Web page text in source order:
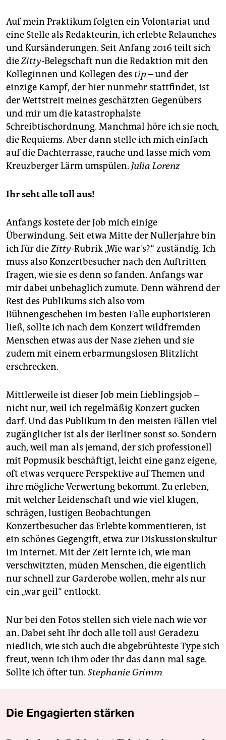
Auf mein Praktikum folgten ein Volontariat und
eine Stelle als Redakteurin, ich erlebte Relaunches
und Kursänderungen. Seit Anfang 2016 teilt sich
dieZitty-Belegschaft nun die Redaktion mit den
Kolleginnen und Kollegen des tip– und der
einzige Kampf, der hier nunmehr stattfindet, ist
der Wettstreit meines geschätzten Gegenübers
und mir um die katastrophalste
Schreibtischordnung. Manchmal höre ich sie noch,
die Requiems. Aber dann stelle ich mich einfach
auf die Dachterrasse, rauche und lasse mich vom
Kreuzberger Lärm umspülen. Julia Lorenz
Ihr seht alle toll aus!
Anfangs kostete der Job mich einige
Überwindung. Seit etwa Mitte der Nullerjahre bin
ich für dieZitty-Rubrik „Wie war's?“ zuständig. Ich
muss also Konzertbesucher nach den Auftritten
fragen, wie sie es denn so fanden. Anfangs war
mir dabei unbehaglich zumute. Denn während der
Rest des Publikums sich also vom
Bühnengeschehen im besten Falle euphorisieren
ließ, sollte ich nach dem Konzert wildfremden
Menschen etwas aus der Nase ziehen und sie
zudem mit einem erbarmungslosen Blitzlicht
erschrecken.
Mittlerweile ist dieser Job mein Lieblingsjob –
nicht nur, weil ich regelmäßig Konzert gucken
darf. Und das Publikum in den meisten Fällen viel
zugänglicher ist als der Berliner sonst so. Sondern
auch, weil man als jemand, der sich professionell
mit Popmusik beschäftigt, leicht eine ganz eigene,
oft etwas verquere Perspektive auf Themen und
ihre mögliche Verwertung bekommt. Zu erleben,
mit welcher Leidenschaft und wie viel klugen,
schrägen, lustigen Beobachtungen
Konzertbesucher das Erlebte kommentieren, ist
ein schönes Gegengift, etwa zur Diskussionskultur
im Internet. Mit der Zeit lernte ich, wie man
verschwitzten, müden Menschen, die eigentlich
nur schnell zur Garderobe wollen, mehr als nur
ein „war geil“ entlockt.
Nur bei den Fotos stellen sich viele nach wie vor
an. Dabei seht Ihr doch alle toll aus! Geradezu
niedlich, wie sich auch die abgebrühteste Type sich
freut, wenn ich ihm oder ihr das dann mal sage.
Sollte ich öfter tun. Stephanie Grimm
Die Engagierten stärken